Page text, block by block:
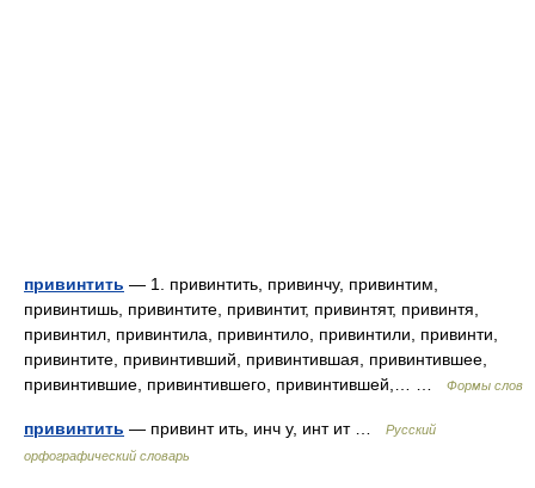
привинтить — 1. привинтить, привинчу, привинтим,
привинтишь, привинтите, привинтит, привинтят, привинтя,
привинтил, привинтила, привинтило, привинтили, привинти,
привинтите, привинтивший, привинтившая, привинтившее,
привинтившие, привинтившего, привинтившей,… …
Формы слов
привинтить — привинт ить, инч у, инт ит …
Русский
орфографический словарь